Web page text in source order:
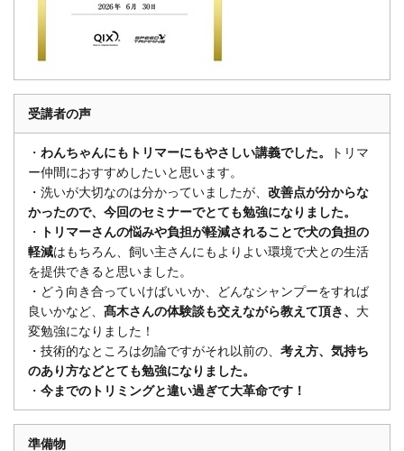
受講者の声
・ わんちゃんにもトリマーにもやさしい講義でした。
トリマ
ー仲間におすすめしたいと思います。
・洗いが大切なのは分かっていましたが、 改善点が分からな
かったので、今回のセミナーでとても勉強になりました。
・
トリマーさんの悩みや負担が軽減されることで犬の負担の
軽減はもちろん、飼い主さんにもよりよい環境で犬との生活
を提供できると思いました。
・どう向き合っていけばいいか、どんなシャンプーをすれば
良いかなど、 髙木さんの体験談も交えながら教えて頂き、 大
変勉強になりました！
・技術的なところは勿論ですがそれ以前の、 考え方、気持ち
のあり方などとても勉強になりました。
・ 今までのトリミングと違い過ぎて大革命です！
準備物